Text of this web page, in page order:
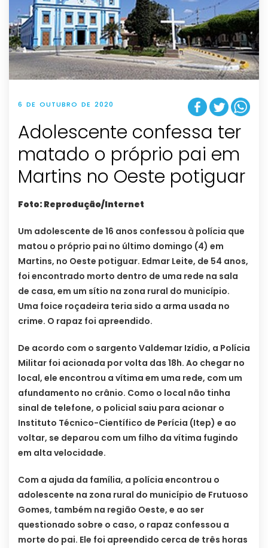
6 DE OUTUBRO DE 2020
Adolescente confessa ter
matado o próprio pai em
Martins no Oeste potiguar
Foto: Reprodução/Internet
Um adolescente de 16 anos confessou à polícia que
matou o próprio pai no último domingo (4) em
Martins, no Oeste potiguar. Edmar Leite, de 54 anos,
foi encontrado morto dentro de uma rede na sala
de casa, em um sítio na zona rural do município.
Uma foice roçadeira teria sido a arma usada no
crime. O rapaz foi apreendido.
De acordo com o sargento Valdemar Izídio, a Polícia
Militar foi acionada por volta das 18h. Ao chegar no
local, ele encontrou a vítima em uma rede, com um
afundamento no crânio. Como o local não tinha
sinal de telefone, o policial saiu para acionar o
Instituto Técnico-Científico de Perícia (Itep) e ao
voltar, se deparou com um filho da vítima fugindo
em alta velocidade.
Com a ajuda da família, a polícia encontrou o
adolescente na zona rural do município de Frutuoso
Gomes, também na região Oeste, e ao ser
questionado sobre o caso, o rapaz confessou a
morte do pai. Ele foi apreendido cerca de três horas